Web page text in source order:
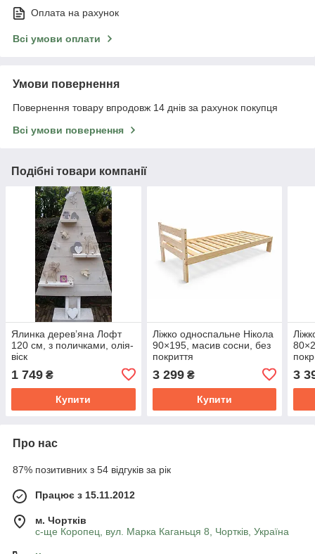
Оплата на рахунок
Всі умови оплати
Умови повернення
Повернення товару впродовж 14 днів за рахунок покупця
Всі умови повернення
Подібні товари компанії
Ялинка дерев’яна Лофт
120 см, з поличками, олія-
віск
1 749 ₴
Купити
Ліжко односпальне Нікола
90×195, масив сосни, без
покриття
3 299₴
Купити
3
Про нас
87% позитивних з 54 відгуків за рік
Працює з 15.11.2012
м. Чортків
с-ще Коропец, вул. Марка Каганьця 8, Чортків, Україна